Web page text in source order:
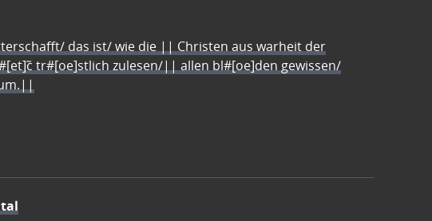
das ist/ wie die || Christen aus warheit der
tr#[oe]stlich zulesen/|| allen bl#[oe]den gewissen/